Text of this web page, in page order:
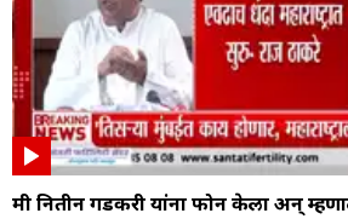
मी नितीन गडकरी यांना फोन केला अन्